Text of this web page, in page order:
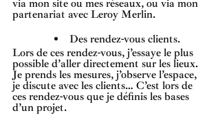
via mon site ou mes réseaux, ou via mon
partenariat avec Leroy Merlin.
Des rendez-vous clients.
Lors de ces rendez-vous, j’essaye le plus
possible d’aller directement sur les lieux.
Je prends les mesures, j’observe l’espace,
je discute avec les clients… C’est lors de
ces rendez-vous que je définis les bases
d’un projet.